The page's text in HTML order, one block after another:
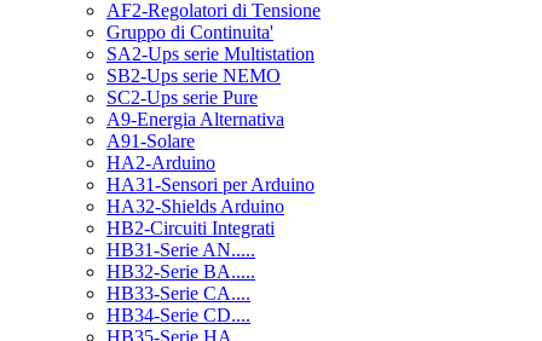
AF2-Regolatori di Tensione
Gruppo di Continuita'
SA2-Ups serie Multistation
SB2-Ups serie NEMO
SC2-Ups serie Pure
A9-Energia Alternativa
A91-Solare
HA2-Arduino
HA31-Sensori per Arduino
HA32-Shields Arduino
HB2-Circuiti Integrati
HB31-Serie AN.....
HB32-Serie BA.....
HB33-Serie CA....
HB34-Serie CD....
HB35-Serie HA.....